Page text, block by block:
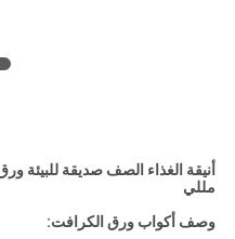
مللي
وصف أكواب ورق الكرافت: